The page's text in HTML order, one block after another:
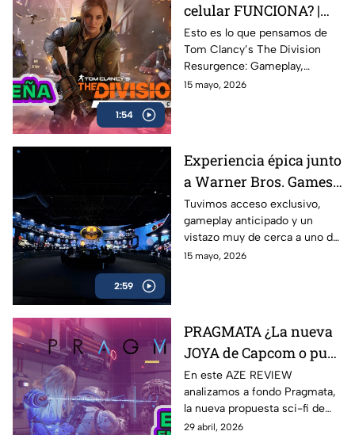
1:54
celular FUNCIONA? |
Probamos Tom
Clancy's The Division
Resurgence AZE
Review
Esto es lo que pensamos de
Tom Clancy’s The Division
Resurgence: Gameplay,
gráficos, combate, mundo
15 mayo, 2026
2:59
Experiencia épica junto
a Warner Bros. Games
antes del estreno de
LEGO Batman: El
Legado del Caballero de
la Noche
Tuvimos acceso exclusivo,
gameplay anticipado y un
vistazo muy de cerca a uno de
los lanzamientos más
15 mayo, 2026
PRAGMATA ¿La nueva
JOYA de Capcom o pura
expectativa? | AZE
Review
En este AZE REVIEW
analizamos a fondo Pragmata,
la nueva propuesta sci-fi de
Capcom que ha generado
29 abril, 2026